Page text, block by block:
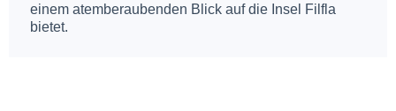
einem atemberaubenden Blick auf die Insel Filfla
bietet.